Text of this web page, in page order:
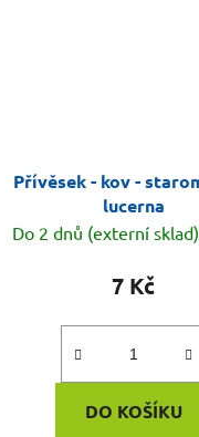
Přívěsek - kov -
lucerna
Do 2 dnů (externí sklad)
7 Kč
DO KOŠÍKU